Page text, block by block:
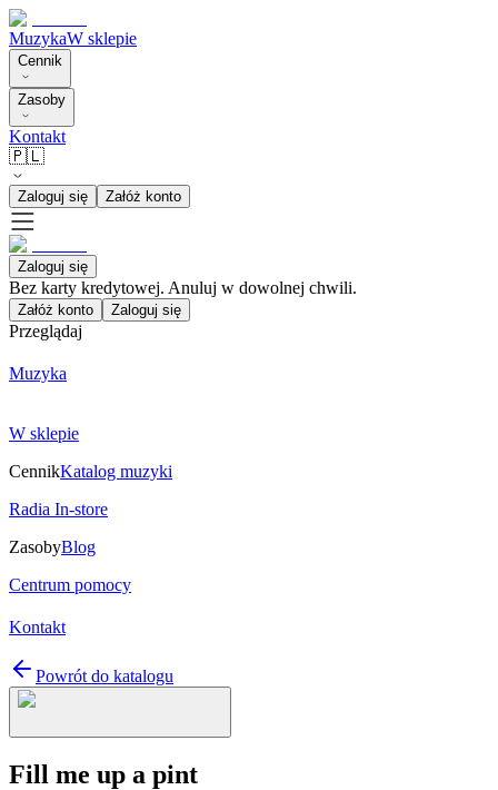
MuzykaW sklepie
Cennik
Zasoby
Kontakt
🇵🇱
Zaloguj się Załóż konto
Zaloguj się
Bez karty kredytowej. Anuluj w dowolnej chwili.
Załóż konto Zaloguj się
Przeglądaj
Muzyka
W sklepie
CennikKatalog muzyki
Radia In-store
ZasobyBlog
Centrum pomocy
Kontakt
Powrót do katalogu
Fill me up a pint